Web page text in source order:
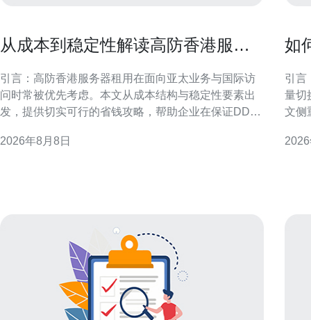
从成本到稳定性解读高防香港服务
引言：高防香港服务器租用在面向亚太业务与国际访
问时常被优先考虑。本文从成本结构与稳定性要素出
发，提供切实可行的省钱攻略，帮助企业在保证DDoS
成：理解高防香港服务器租用的主要费用项 在评估高
2026年8月8日
如
引言
量切
文侧
换、